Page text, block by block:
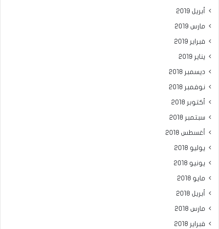
أبريل 2019
مارس 2019
فبراير 2019
يناير 2019
ديسمبر 2018
نوفمبر 2018
أكتوبر 2018
سبتمبر 2018
أغسطس 2018
يوليو 2018
يونيو 2018
مايو 2018
أبريل 2018
مارس 2018
فبراير 2018